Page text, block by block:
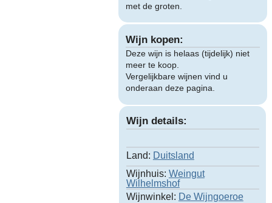
met de groten.
Wijn kopen:
Deze wijn is helaas (tijdelijk) niet
meer te koop.
Vergelijkbare wijnen vind u
onderaan deze pagina.
Wijn details:
Land: Duitsland
Wijnhuis: Weingut
Wilhelmshof
Wijnwinkel: De Wijngoeroe